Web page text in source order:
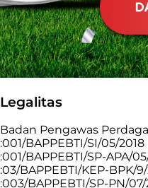
Legalitas
Badan Pengawas
:001/BAPPEBTI/SI/05/2018
:001/BAPPEBTI/SP-APA/
:03/BAPPEBTI/KEP-BPK/
:003/BAPPEBTI/SP-PN/